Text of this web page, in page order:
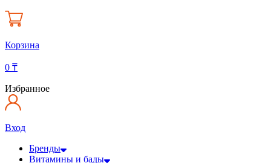
Корзина
0 ₸
Избранное
Вход
Бренды
Витамины и бады